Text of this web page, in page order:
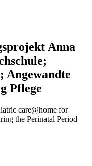
Anna
Angewandte
Pflege
care@home for
the Perinatal Period